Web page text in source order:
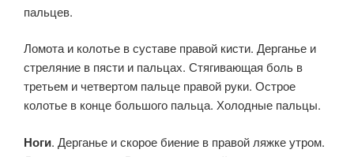
пальцев.
Ломота и колотье в суставе правой кисти. Дерганье и
стреляние в пясти и пальцах. Стягивающая боль в
третьем и четвертом пальце правой руки. Острое
колотье в конце большого пальца. Холодные пальцы.
Ноги. Дерганье и скорое биение в правой ляжке утром.